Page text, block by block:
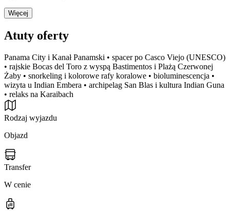
Więcej
Atuty oferty
Panama City i Kanał Panamski • spacer po Casco Viejo (UNESCO)
• rajskie Bocas del Toro z wyspą Bastimentos i Plażą Czerwonej
Żaby • snorkeling i kolorowe rafy koralowe • bioluminescencja •
wizyta u Indian Embera • archipelag San Blas i kultura Indian Guna
• relaks na Karaibach
Rodzaj wyjazdu
Objazd
Transfer
W cenie